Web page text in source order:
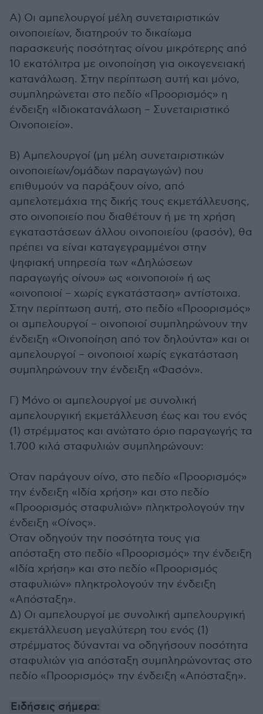
Α) Οι αμπελουργοί μέλη συνεταιριστικών
οινοποιείων, διατηρούν το δικαίωμα
παρασκευής ποσότητας οίνου μικρότερης από
10 εκατόλιτρα με οινοποίηση για οικογενειακή
κατανάλωση. Στην περίπτωση αυτή και μόνο,
συμπληρώνεται στο πεδίο «Προορισμός» η
ένδειξη «Ιδιοκατανάλωση – Συνεταιριστικό
Οινοποιείο».
Β) Αμπελουργοί (μη μέλη συνεταιριστικών
οινοποιείων/ομάδων παραγωγών) που
επιθυμούν να παράξουν οίνο, από
αμπελοτεμάχια της δικής τους εκμετάλλευσης,
στο οινοποιείο που διαθέτουν ή με τη χρήση
εγκαταστάσεων άλλου οινοποιείου (φασόν), θα
πρέπει να είναι καταγεγραμμένοι στην
ψηφιακή υπηρεσία των «Δηλώσεων
παραγωγής οίνου» ως «οινοποιοί» ή ως
«οινοποιοί – χωρίς εγκατάσταση» αντίστοιχα.
Στην περίπτωση αυτή, στο πεδίο «Προορισμός»
οι αμπελουργοί – οινοποιοί συμπληρώνουν την
ένδειξη «Οινοποίηση από τον δηλούντα» και οι
αμπελουργοί – οινοποιοί χωρίς εγκατάσταση
συμπληρώνουν την ένδειξη «Φασόν».
Γ) Μόνο οι αμπελουργοί με συνολική
αμπελουργική εκμετάλλευση έως και του ενός
(1) στρέμματος και ανώτατο όριο παραγωγής τα
1.700 κιλά σταφυλιών συμπληρώνουν:
Όταν παράγουν οίνο, στο πεδίο «Προορισμός»
την ένδειξη «Ιδία χρήση» και στο πεδίο
«Προορισμός σταφυλιών» πληκτρολογούν την
ένδειξη «Οίνος».
Όταν οδηγούν την ποσότητα τους για
απόσταξη στο πεδίο «Προορισμός» την ένδειξη
«Ιδία χρήση» και στο πεδίο «Προορισμός
σταφυλιών» πληκτρολογούν την ένδειξη
«Απόσταξη».
Δ) Οι αμπελουργοί με συνολική αμπελουργική
εκμετάλλευση μεγαλύτερη του ενός (1)
στρέμματος δύνανται να οδηγήσουν ποσότητα
σταφυλιών για απόσταξη συμπληρώνοντας στο
πεδίο «Προορισμός» την ένδειξη «Απόσταξη».
Ειδήσεις σήμερα: